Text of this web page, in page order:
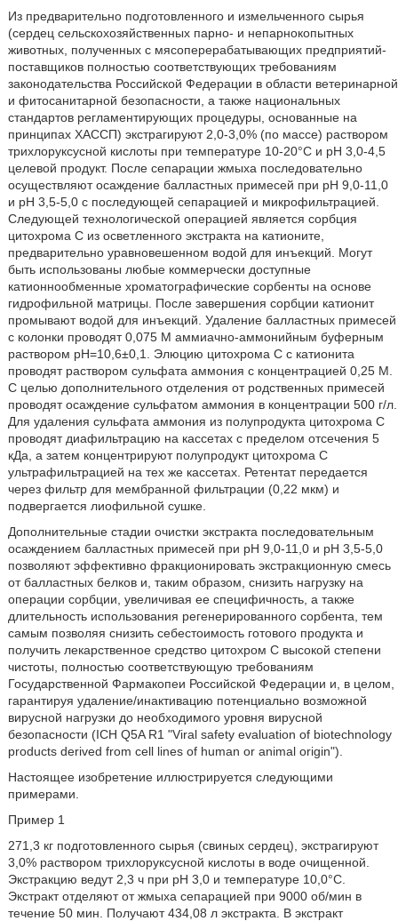
Из предварительно подготовленного и измельченного сырья
(сердец сельскохозяйственных парно- и непарнокопытных
животных, полученных с мясоперерабатывающих предприятий-
поставщиков полностью соответствующих требованиям
законодательства Российской Федерации в области ветеринарной
и фитосанитарной безопасности, а также национальных
стандартов регламентирующих процедуры, основанные на
принципах ХАССП) экстрагируют 2,0-3,0% (по массе) раствором
трихлоруксусной кислоты при температуре 10-20°С и рН 3,0-4,5
целевой продукт. После сепарации жмыха последовательно
осуществляют осаждение балластных примесей при рН 9,0-11,0
и рН 3,5-5,0 с последующей сепарацией и микрофильтрацией.
Следующей технологической операцией является сорбция
цитохрома С из осветленного экстракта на катионите,
предварительно уравновешенном водой для инъекций. Могут
быть использованы любые коммерчески доступные
катионнообменные хроматографические сорбенты на основе
гидрофильной матрицы. После завершения сорбции катионит
промывают водой для инъекций. Удаление балластных примесей
с колонки проводят 0,075 М аммиачно-аммонийным буферным
раствором рН=10,6±0,1. Элюцию цитохрома С с катионита
проводят раствором сульфата аммония с концентрацией 0,25 М.
С целью дополнительного отделения от родственных примесей
проводят осаждение сульфатом аммония в концентрации 500 г/л.
Для удаления сульфата аммония из полупродукта цитохрома С
проводят диафильтрацию на кассетах с пределом отсечения 5
кДа, а затем концентрируют полупродукт цитохрома С
ультрафильтрацией на тех же кассетах. Ретентат передается
через фильтр для мембранной фильтрации (0,22 мкм) и
подвергается лиофильной сушке.
Дополнительные стадии очистки экстракта последовательным
осаждением балластных примесей при рН 9,0-11,0 и рН 3,5-5,0
позволяют эффективно фракционировать экстракционную смесь
от балластных белков и, таким образом, снизить нагрузку на
операции сорбции, увеличивая ее специфичность, а также
длительность использования регенерированного сорбента, тем
самым позволяя снизить себестоимость готового продукта и
получить лекарственное средство цитохром С высокой степени
чистоты, полностью соответствующую требованиям
Государственной Фармакопеи Российской Федерации и, в целом,
гарантируя удаление/инактивацию потенциально возможной
вирусной нагрузки до необходимого уровня вирусной
безопасности (ICH Q5A R1 "Viral safety evaluation of biotechnology
products derived from cell lines of human or animal origin").
Настоящее изобретение иллюстрируется следующими
примерами.
Пример 1
271,3 кг подготовленного сырья (свиных сердец), экстрагируют
3,0% раствором трихлоруксусной кислоты в воде очищенной.
Экстракцию ведут 2,3 ч при рН 3,0 и температуре 10,0°С.
Экстракт отделяют от жмыха сепарацией при 9000 об/мин в
течение 50 мин. Получают 434,08 л экстракта. В экстракт